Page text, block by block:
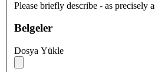
Please briefly describe - as precisely
Belgeler
Dosya Yükle